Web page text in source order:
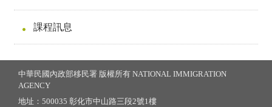
課程訊息
中華民國內政部移民署 版權所有 NATIONAL IMMIGRATION
AGENCY
地址：500035 彰化市中山路三段2號1樓